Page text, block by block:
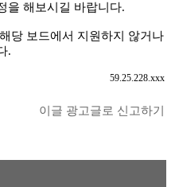
을 해보시길 바랍니다.
당 보드에서 지원하지 않거나
.
59.25.228.xxx
이글 광고글로 신고하기